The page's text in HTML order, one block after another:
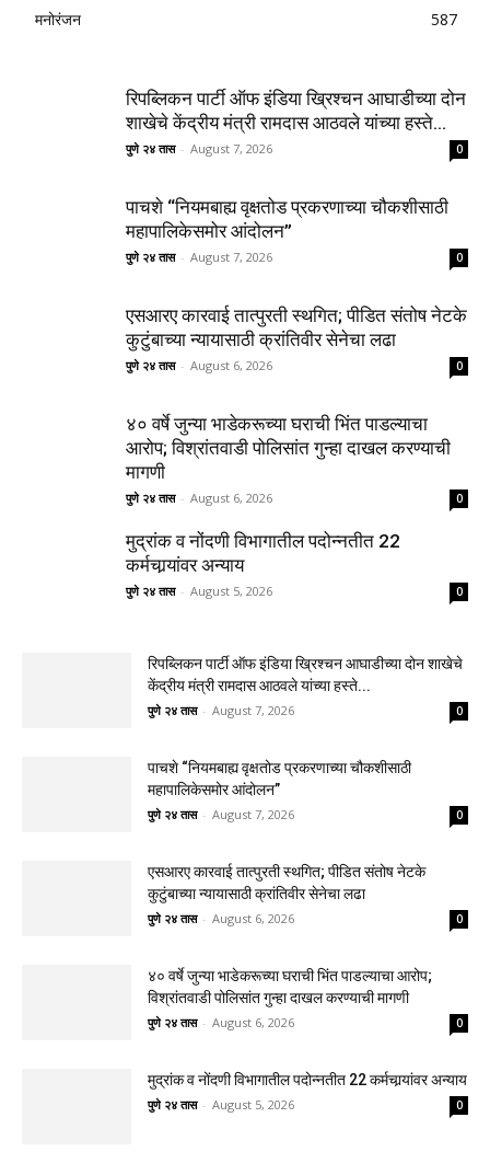
मनोरंजन
587
रिपब्लिकन पार्टी ऑफ इंडिया ख्रिश्चन आघाडीच्या दोन
शाखेचे केंद्रीय मंत्री रामदास आठवले यांच्या हस्ते...
पुणे २४ तास - August 7, 2026 0
पाचशे “नियमबाह्य वृक्षतोड प्रकरणाच्या चौकशीसाठी
महापालिकेसमोर आंदोलन”
पुणे २४ तास - August 7, 2026 0
एसआरए कारवाई तात्पुरती स्थगित; पीडित संतोष नेटके
कुटुंबाच्या न्यायासाठी क्रांतिवीर सेनेचा लढा
पुणे २४ तास - August 6, 2026 0
४० वर्षे जुन्या भाडेकरूच्या घराची भिंत पाडल्याचा
आरोप; विश्रांतवाडी पोलिसांत गुन्हा दाखल करण्याची
मागणी
पुणे २४ तास - August 6, 2026 0
मुद्रांक व नोंदणी विभागातील पदोन्नतीत 22
कर्मचार्‍यांवर अन्याय
पुणे २४ तास - August 5, 2026 0
रिपब्लिकन पार्टी ऑफ इंडिया ख्रिश्चन आघाडीच्या दोन शाखेचे
केंद्रीय मंत्री रामदास आठवले यांच्या हस्ते...
पुणे २४ तास - August 7, 2026 0
पाचशे “नियमबाह्य वृक्षतोड प्रकरणाच्या चौकशीसाठी
महापालिकेसमोर आंदोलन”
पुणे २४ तास - August 7, 2026 0
एसआरए कारवाई तात्पुरती स्थगित; पीडित संतोष नेटके
कुटुंबाच्या न्यायासाठी क्रांतिवीर सेनेचा लढा
पुणे २४ तास - August 6, 2026 0
४० वर्षे जुन्या भाडेकरूच्या घराची भिंत पाडल्याचा आरोप;
विश्रांतवाडी पोलिसांत गुन्हा दाखल करण्याची मागणी
पुणे २४ तास - August 6, 2026 0
मुद्रांक व नोंदणी विभागातील पदोन्नतीत 22 कर्मचार्‍यांवर अन्याय
पुणे २४ तास - August 5, 2026 0